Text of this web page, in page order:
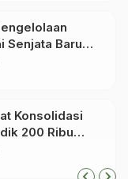
Senjata Baru
Konsolidasi
200 Ribu
hingga